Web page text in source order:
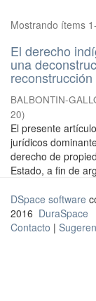
Mostrando ítems
El derecho
una
BALBONTIN-
20)
El presente
jurídicos
derecho de
Estado, a fin de
DSpace software
2016 DuraSpace
Contacto |